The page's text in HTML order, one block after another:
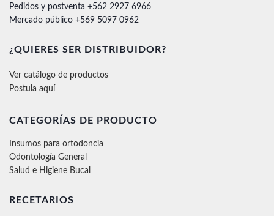
Pedidos y postventa +562 2927 6966
Mercado público +569 5097 0962
¿QUIERES SER DISTRIBUIDOR?
Ver catálogo de productos
Postula aquí
CATEGORÍAS DE PRODUCTO
Insumos para ortodoncia
Odontología General
Salud e Higiene Bucal
RECETARIOS